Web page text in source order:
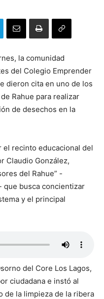
la comunidad
del Colegio Emprender
dieron cita en uno de los
Rahue para realizar
de desechos en la
el recinto educacional del
Claudio González,
del Rahue” -
que busca concientizar
y el principal
del Core Los Lagos,
ciudadana e instó al
de la limpieza de la ribera